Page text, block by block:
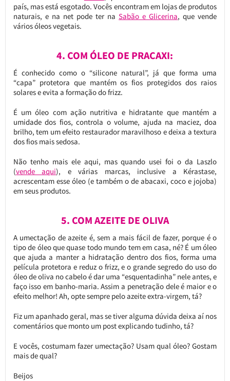
país, mas está esgotado. Vocês encontram em lojas de produtos
naturais, e na net pode ter naSabão e Glicerina, que vende
vários óleos vegetais.
4. COM ÓLEO DE PRACAXI:
É conhecido como o “silicone natural”, já que forma uma
“capa” protetora que mantém os fios protegidos dos raios
solares e evita a formação do frizz.
É um óleo com ação nutritiva e hidratante que mantém a
umidade dos fios, controla o volume, ajuda na maciez, doa
brilho, tem um efeito restaurador maravilhoso e deixa a textura
dos fios mais sedosa.
Não tenho mais ele aqui, mas quando usei foi o da Laszlo
(vende aqui), e várias marcas, inclusive a Kérastase,
acrescentam esse óleo (e também o de abacaxi, coco e jojoba)
em seus produtos.
5. COM AZEITE DE OLIVA
A umectação de azeite é, sem a mais fácil de fazer, porque é o
tipo de óleo que quase todo mundo tem em casa, né? É um óleo
que ajuda a manter a hidratação dentro dos fios, forma uma
película protetora e reduz o frizz, e o grande segredo do uso do
óleo de oliva no cabelo é dar uma “esquentadinha” nele antes, e
faço isso em banho-maria. Assim a penetração dele é maior e o
efeito melhor! Ah, opte sempre pelo azeite extra-virgem, tá?
Fiz um apanhado geral, mas se tiver alguma dúvida deixa aí nos
comentários que monto um post explicando tudinho, tá?
E vocês, costumam fazer umectação? Usam qual óleo? Gostam
mais de qual?
Beijos